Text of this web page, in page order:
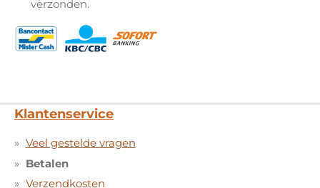
verzonden.
Klantenservice
Veel gestelde vragen
Betalen
Verzendkosten